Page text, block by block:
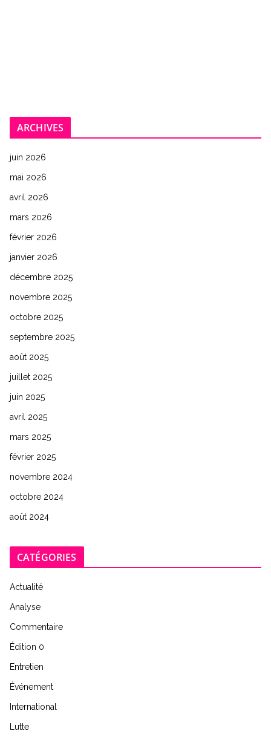
ARCHIVES
juin 2026
mai 2026
avril 2026
mars 2026
février 2026
janvier 2026
décembre 2025
novembre 2025
octobre 2025
septembre 2025
août 2025
juillet 2025
juin 2025
avril 2025
mars 2025
février 2025
novembre 2024
octobre 2024
août 2024
CATÉGORIES
Actualité
Analyse
Commentaire
Édition 0
Entretien
Événement
International
Lutte